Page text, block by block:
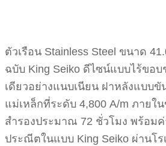
ตัวเรือน Stainless Steel ขนาด
ฉบับ King Seiko ดีไซน์แบบไร้ขอ
เดียวอย่างแนบเนียน ฝาหลังแบบ
แม่เหล็กที่ระดับ 4,800 A/m ภายใ
สำรองประมาณ 72 ชั่วโมง พร้อม
ประณีตในแบบ King Seiko ผ่านโ